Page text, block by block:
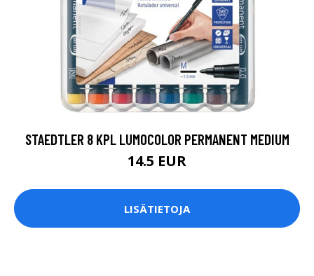
STAEDTLER 8 KPL LUMOCOLOR PERMANENT MEDIUM
14.5 EUR
LISÄTIETOJA